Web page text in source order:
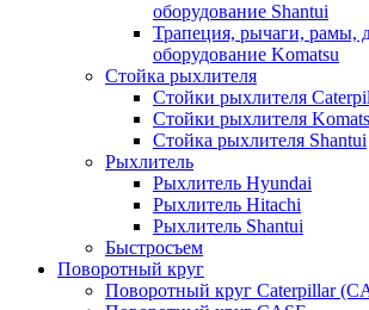
оборудование Shantui
Трапеция, рычаги, рамы,
оборудование Komatsu
Стойка рыхлителя
Стойки рыхлителя
Стойки рыхлителя
Стойка рыхлителя Shantui
Рыхлитель
Рыхлитель Hyundai
Рыхлитель Hitachi
Рыхлитель Shantui
Быстросъем
Поворотный круг
Поворотный круг Caterpillar